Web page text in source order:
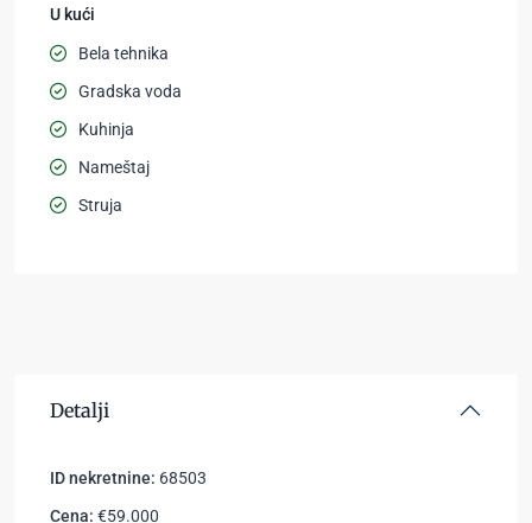
U kući
Bela tehnika
Gradska voda
Kuhinja
Nameštaj
Struja
Detalji
ID nekretnine: 68503
Cena: €59.000